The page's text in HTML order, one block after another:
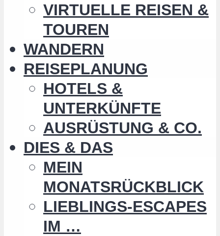
VIRTUELLE REISEN &
TOUREN
WANDERN
REISEPLANUNG
HOTELS &
UNTERKÜNFTE
AUSRÜSTUNG & CO.
DIES & DAS
MEIN
MONATSRÜCKBLICK
LIEBLINGS-ESCAPES
IM …